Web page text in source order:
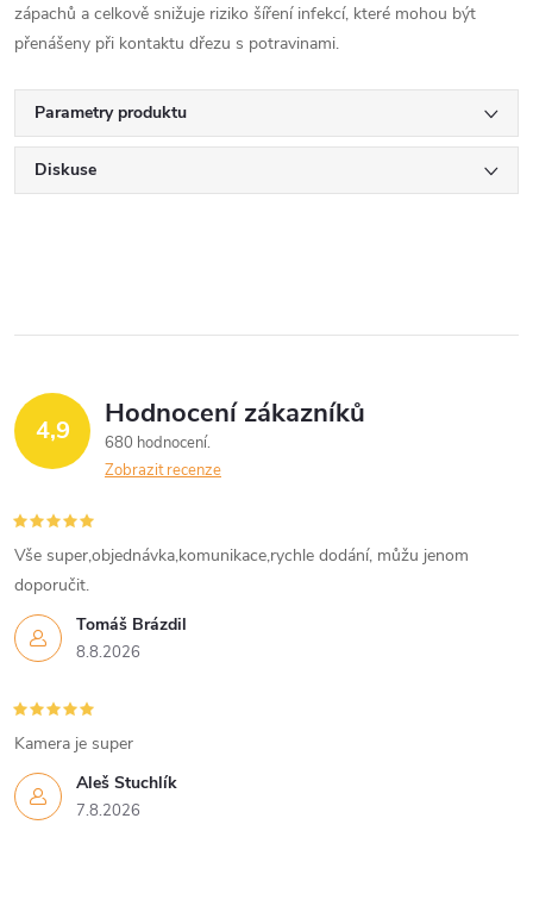
zápachů a celkově snižuje riziko šíření infekcí, které mohou být
přenášeny při kontaktu dřezu s potravinami.
Parametry produktu
Diskuse
4,9 Hodnocení zákazníků
680 hodnocení
Zobrazit recenze
Tomáš Brázdil
8.8.2026
Vše super,objednávka,komunikace,rychle dodání, můžu jenom
doporučit.
Aleš Stuchlík
7.8.2026
Kamera je super